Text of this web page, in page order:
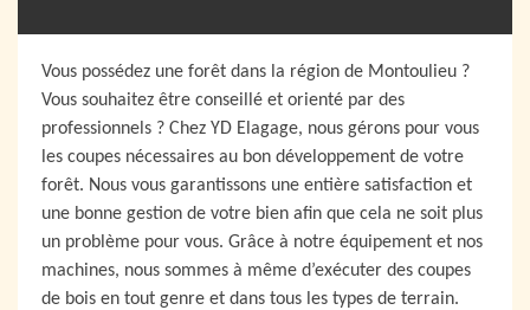
Vous possédez une forêt dans la région de Montoulieu ?
Vous souhaitez être conseillé et orienté par des
professionnels ? Chez YD Elagage, nous gérons pour vous
les coupes nécessaires au bon développement de votre
forêt. Nous vous garantissons une entière satisfaction et
une bonne gestion de votre bien afin que cela ne soit plus
un problème pour vous. Grâce à notre équipement et nos
machines, nous sommes à même d’exécuter des coupes
de bois en tout genre et dans tous les types de terrain.